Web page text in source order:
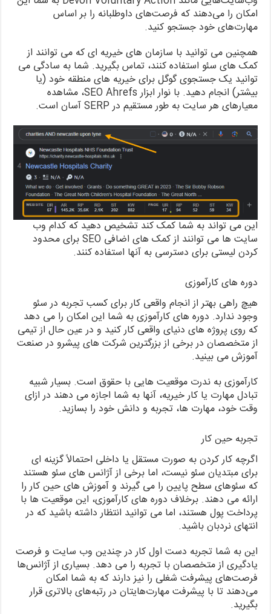
امکان را می‌دهند که فرصت‌های داوطلبانه را بر اساس
مهارت‌های خود جستجو کنید.
همچنین می توانید با سازمان های خیریه ای که می توانند از
کمک های سئو استفاده کنند، تماس بگیرید. شما به سادگی می
توانید یک جستجوی گوگل برای خیریه های منطقه خود (یا
بیشتر) انجام دهید. با نوار ابزار SEO Ahrefs، مشاهده
معیارهای هر سایت به طور مستقیم در SERP آسان است.
این می تواند به شما کمک کند تشخیص دهید که کدام وب
سایت ها می توانند از کمک های اضافی SEO برای محدود
کردن لیستی برای دسترسی به آنها استفاده کنند.
دوره های کارآموزی
هیچ راهی بهتر از انجام واقعی کار برای کسب تجربه در سئو
وجود ندارد. دوره های کارآموزی به شما این امکان را می دهد
که روی پروژه های دنیای واقعی کار کنید و در عین حال از تیمی
از متخصصان در برخی از بزرگترین شرکت های پیشرو در صنعت
آموزش می بینید.
کارآموزی به ندرت موقعیت هایی با حقوق است. بسیار شبیه
تبادل مهارت یا کار خیریه، آنها به شما اجازه می دهند در ازای
وقت خود، مهارت ها، تجربه و دانش خود را بسازید.
تجربه حین کار
اگرچه کار کردن به صورت مستقل یا داخلی احتمالاً گزینه ای
برای مبتدیان سئو نیست، اما برخی از آژانس های سئو هستند
که سئوهای سطح پایین را می گیرند و آموزش های حین کار را
ارائه می دهند. برخلاف دوره های کارآموزی، این موقعیت ها با
پرداخت پول هستند، اما می توانید انتظار داشته باشید که در
انتهای نردبان باشید.
این به شما تجربه دست اول کار در چندین وب سایت و فرصت
یادگیری از متخصصان با تجربه را می دهد. بسیاری از آژانس‌ها
فرصت‌های پیشرفت شغلی را نیز دارند که به شما امکان
می‌دهند تا با پیشرفت مهارت‌هایتان در رتبه‌های بالاتری قرار
بگیرید.